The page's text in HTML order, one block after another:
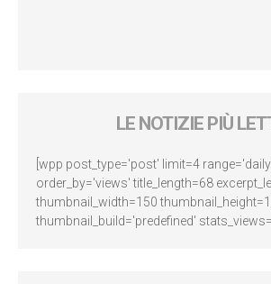
LE NOTIZIE PIÙ
[wpp post_type='post' limit=4
order_by='views' title_length=68
thumbnail_width=150
thumbnail_build='predefined'